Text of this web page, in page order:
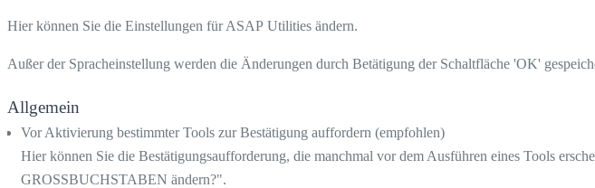
Hier können Sie die Einstellungen für ASAP Utilities ändern.
Außer der Spracheinstellung werden die Änderungen durch Betätigung der Schaltfläche 'OK'
Allgemein
Vor Aktivierung bestimmter Tools zur Bestätigung auffordern (empfohlen)
Hier können Sie die Bestätigungsaufforderung, die manchmal vor dem Ausführen eines Tools
GROSSBUCHSTABEN ändern?".